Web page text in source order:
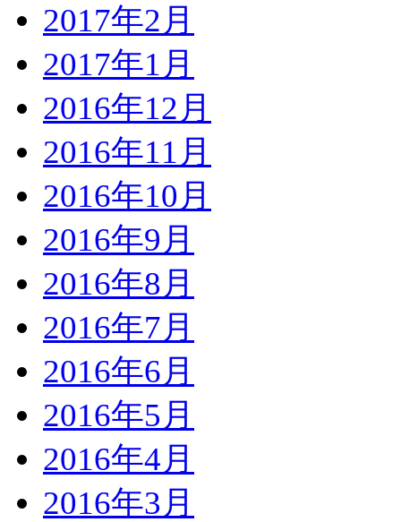
2017年2月
2017年1月
2016年12月
2016年11月
2016年10月
2016年9月
2016年8月
2016年7月
2016年6月
2016年5月
2016年4月
2016年3月